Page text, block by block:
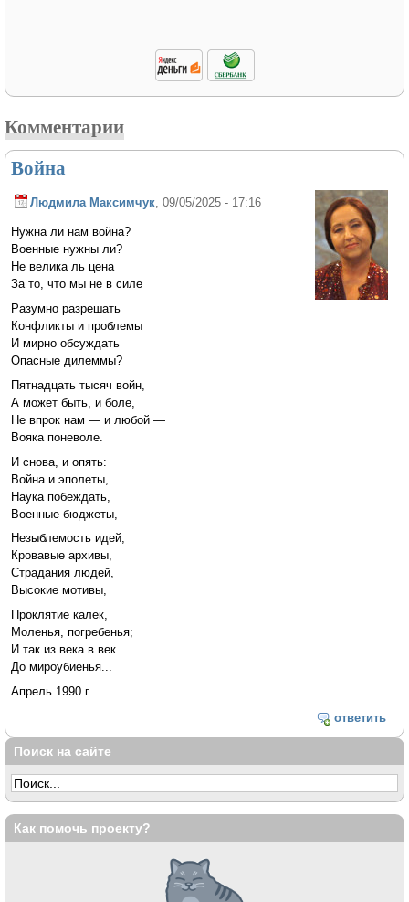
Комментарии
Война
Людмила Максимчук , 09/05/2025 - 17:16
Нужна ли нам война?
Военные нужны ли?
Не велика ль цена
За то, что мы не в силе
Разумно разрешать
Конфликты и проблемы
И мирно обсуждать
Опасные дилеммы?
Пятнадцать тысяч войн,
А может быть, и боле,
Не впрок нам — и любой —
Вояка поневоле.
И снова, и опять:
Война и эполеты,
Наука побеждать,
Военные бюджеты,
Незыблемость идей,
Кровавые архивы,
Страдания людей,
Высокие мотивы,
Проклятие калек,
Моленья, погребенья;
И так из века в век
До мироубиенья...
Апрель 1990 г.
ответить
Поиск на сайте
Как помочь проекту?